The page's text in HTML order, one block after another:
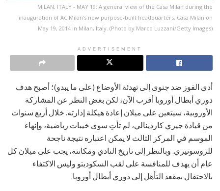
MILAN, ITALY - MAY 19: A general view of the Casa Milan during the
inauguration of AC Milan's new purpose-built headquarters, Casa Milan on
May 19, 2014 in Milan, Italy. (Photo by Marco Luzzani/Getty Images)
ADVERTISEMENT
أدى الفوز ضد جنوى إلى تهدئة الأوضاع (على ما يبدو)؛ أصبح هدف
دوري أبطال أوروبا أقرب الآن، لكن بغض النظر عن المشاركة
الأوروبية، سيتعين على ميلان إعادة هيكلة إدارته. خلال أربع سنوات
من قيادة جيري كاردينالي، لم تأتِ سوى خيبات رياضية، وإنهاء
الموسم في المركز الثالث لا يمكن اعتباره نتيجة ناجحة
للروسونيري. وبالنظر إلى تاريخ النادي ومكانته، يجب على ميلان كل
عام أن يهدف للمنافسة على لقب السكوديتو وليس الاكتفاء
بالاحتفال بمقعد التأهل إلى دوري أبطال أوروبا.